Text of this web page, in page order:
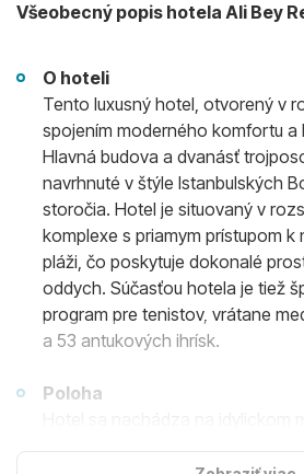
Všeobecný popis hotela Ali Bey
O hoteli
Tento luxusný hotel, otvorený v
spojením moderného komfortu a
Hlavná budova a dvanásť
navrhnuté v štýle Istanbulských
storočia. Hotel je situovaný v
komplexe s priamym prístupom k
pláži, čo poskytuje dokonalé
oddych. Súčasťou hotela je tiež
program pre tenistov, vrátane
a 53 antukových ihrísk.
Poloha